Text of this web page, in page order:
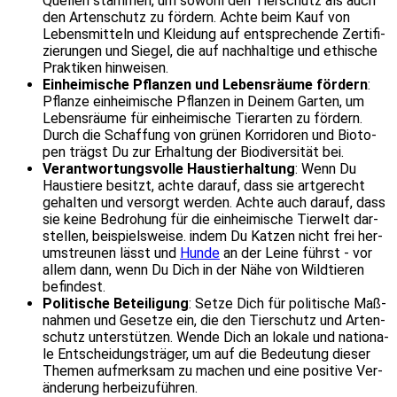
den Arten­schutz zu för­dern. Ach­te beim Kauf von
Lebens­mit­teln und Klei­dung auf ent­spre­chen­de Zer­ti­fi­
zie­run­gen und Sie­gel, die auf nach­hal­ti­ge und ethi­sche
Prak­ti­ken hin­wei­sen.
Ein­hei­mi­sche Pflan­zen und Lebens­räu­me för­dern:
Pflan­ze ein­hei­mi­sche Pflan­zen in Dei­nem Gar­ten, um
Lebens­räu­me für ein­hei­mi­sche Tier­ar­ten zu för­dern.
Durch die Schaf­fung von grü­nen Kor­ri­do­ren und Bio­to­
pen trägst Du zur Erhal­tung der Bio­di­ver­si­tät bei.
Ver­ant­wor­tungs­vol­le Haus­tier­hal­tung: Wenn Du
Haus­tie­re besitzt, ach­te dar­auf, dass sie art­ge­recht
gehal­ten und ver­sorgt wer­den. Ach­te auch dar­auf, dass
sie kei­ne Bedro­hung für die ein­hei­mi­sche Tier­welt dar­
stel­len, bei­spiels­wei­se. indem Du Kat­zen nicht frei her­
um­streu­nen lässt und Hun­de an der Lei­ne führst - vor
allem dann, wenn Du Dich in der Nähe von Wild­tie­ren
befin­dest.
Poli­ti­sche Betei­li­gung: Set­ze Dich für poli­ti­sche Maß­
nah­men und Geset­ze ein, die den Tier­schutz und Arten­
schutz unter­stüt­zen. Wen­de Dich an loka­le und natio­na­
le Ent­schei­dungs­trä­ger, um auf die Bedeu­tung die­ser
The­men auf­merk­sam zu machen und eine posi­ti­ve Ver­
än­de­rung her­bei­zu­füh­ren.